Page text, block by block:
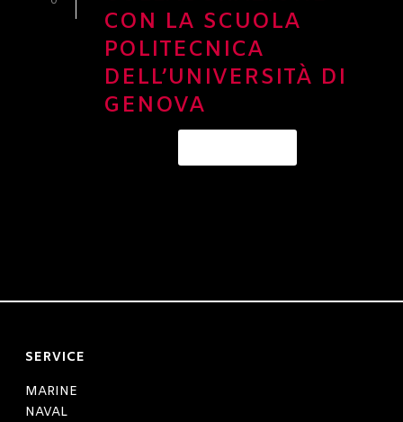
CON LA SCUOLA
POLITECNICA
DELL’UNIVERSITÀ DI
GENOVA
SERVICE
MARINE
NAVAL